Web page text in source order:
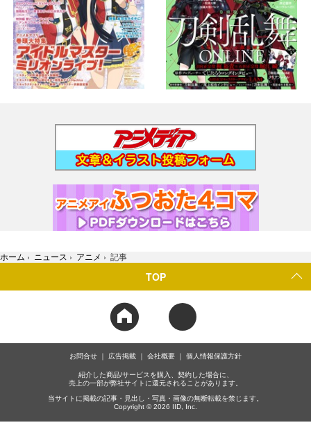
ホーム › ニュース › アニメ › 記事
TOP
お問合せ 広告掲載 会社概要 個人情報保護方針
紹介した商品/サービスを購入、契約した場合に、
売上の一部が弊社サイトに還元されることがあります。
当サイトに掲載の記事・見出し・写真・画像の無断転載を禁じます。
Copyright © 2026 IID, Inc.